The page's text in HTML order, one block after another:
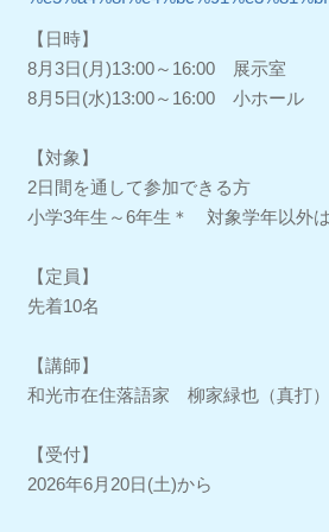
【日時】
8月3日(月)13:00～16:00 展示室
8月5日(水)13:00～16:00 小ホール
【対象】
2日間を通して参加できる方
小学3年生～6年生＊ 対象学年以外
【定員】
先着10名
【講師】
和光市在住落語家 柳家緑也（真打）
【受付】
2026年6月20日(土)から